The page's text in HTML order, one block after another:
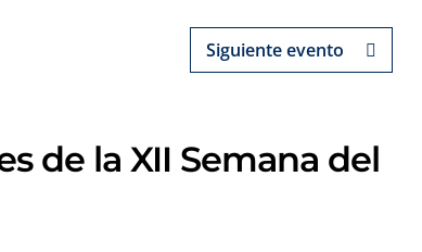
Siguiente evento
de la XII Semana del